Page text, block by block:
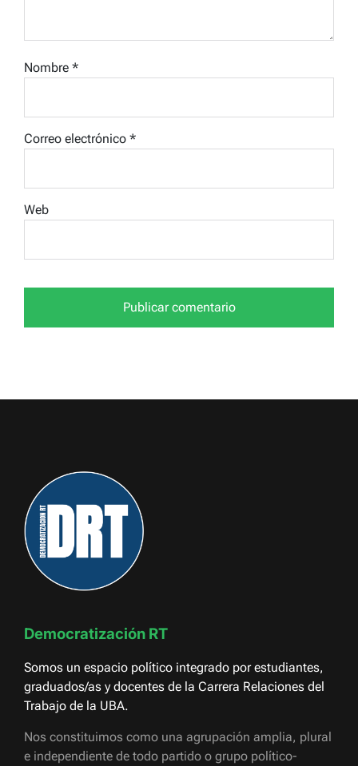
Nombre *
Correo electrónico *
Web
Democratización RT
Somos un espacio político integrado por estudiantes,
graduados/as y docentes de la Carrera Relaciones del
Trabajo de la UBA.
Nos constituimos como una agrupación amplia, plural
e independiente de todo partido o grupo político-